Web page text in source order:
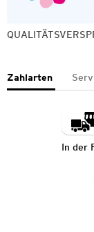
Zahlarten
In der